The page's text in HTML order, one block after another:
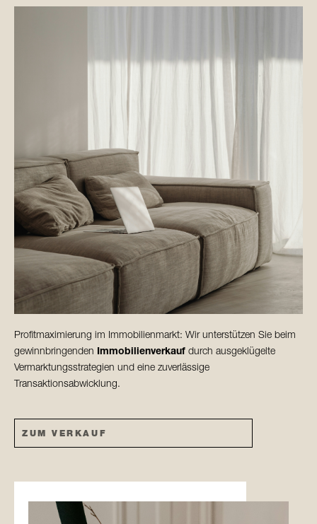
Profitmaximierung im Immobilienmarkt: Wir unterstützen Sie beim
gewinnbringenden
Immobilienverkauf durch ausge­klügelte
Vermarktungsstrategien und eine zuverlässige
Transaktionsabwicklung.
ZUM VERKAUF